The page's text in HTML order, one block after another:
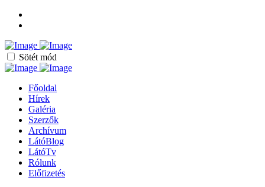
Sötét mód
Főoldal
Hírek
Galéria
Szerzők
Archívum
LátóBlog
LátóTv
Rólunk
Előfizetés